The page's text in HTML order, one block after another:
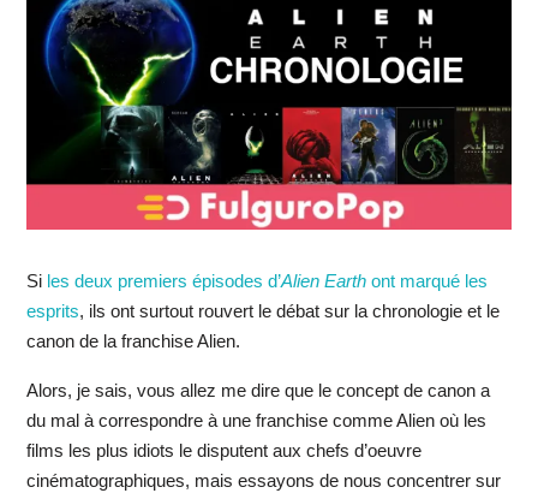
Si les deux premiers épisodes d’Alien Earth ont marqué les
esprits, ils ont surtout rouvert le débat sur la chronologie et le
canon de la franchise Alien.
Alors, je sais, vous allez me dire que le concept de canon a
du mal à correspondre à une franchise comme Alien où les
films les plus idiots le disputent aux chefs d’oeuvre
cinématographiques, mais essayons de nous concentrer sur